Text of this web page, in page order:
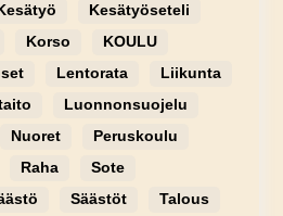
Kesätyöseteli
Korso
KOULU
Lentorata
Liikunta
Luonnonsuojelu
Nuoret
Peruskoulu
Raha
Sote
Säästöt
Talous